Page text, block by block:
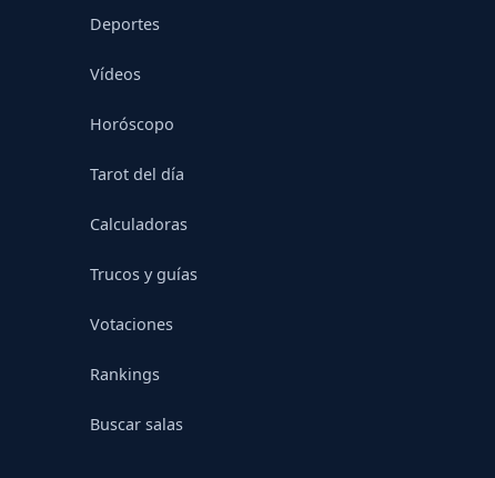
Deportes
Vídeos
Horóscopo
Tarot del día
Calculadoras
Trucos y guías
Votaciones
Rankings
Buscar salas